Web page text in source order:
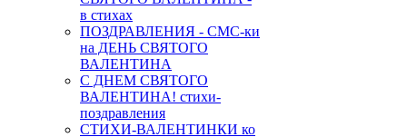
в стихах
ПОЗДРАВЛЕНИЯ - СМС-ки
на ДЕНЬ СВЯТОГО
ВАЛЕНТИНА
С ДНЕМ СВЯТОГО
ВАЛЕНТИНА! стихи-
поздравления
СТИХИ-ВАЛЕНТИНКИ ко